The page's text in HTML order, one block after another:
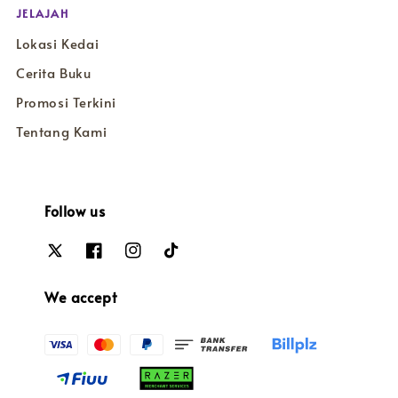
JELAJAH
Lokasi Kedai
Cerita Buku
Promosi Terkini
Tentang Kami
Follow us
We accept